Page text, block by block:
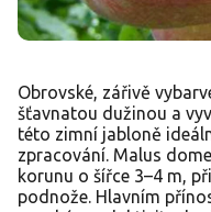
Obrovské, zářivě
šťavnatou dužinou a
této zimní jabloně
zpracování. Malus
korunu o šířce 3–4 m,
podnože. Hlavním